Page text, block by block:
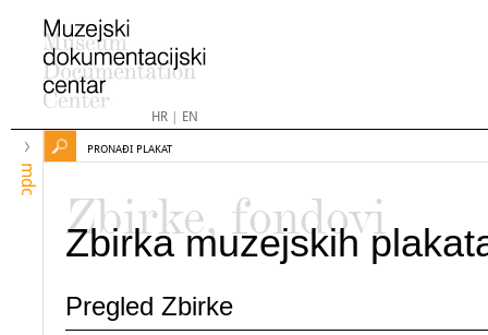
HR| EN
mdc
PRONAĐI PLAKAT
Zbirke, fondovi
Zbirka muzejskih
Pregled Zbirke